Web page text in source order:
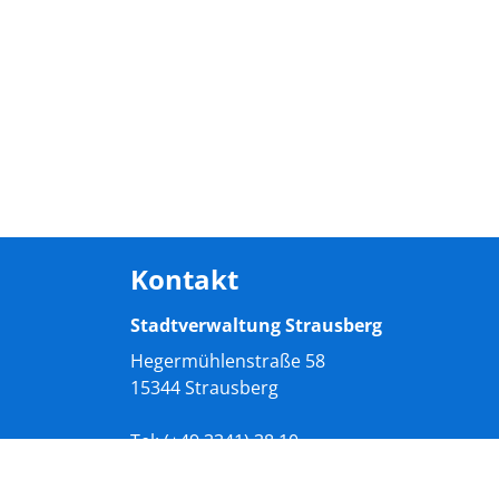
Kontakt
Stadtverwaltung Strausberg
Hegermühlenstraße 58
15344 Strausberg
Tel:(+493341) 38 10